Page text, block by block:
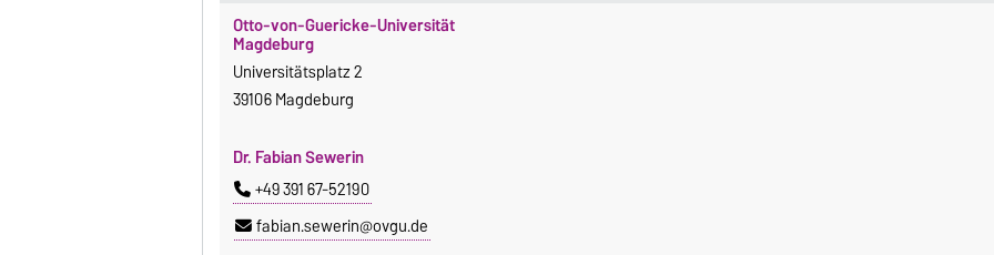
Otto-von-Guericke-Universität
Magdeburg
Universitätsplatz 2
39106 Magdeburg
Dr. Fabian Sewerin
+49 391 67-52190
fabian.sewerin@ovgu.de